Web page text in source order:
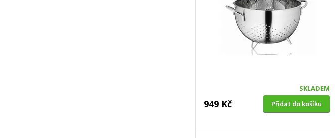
SKLADEM
949 Kč Přidat do košíku